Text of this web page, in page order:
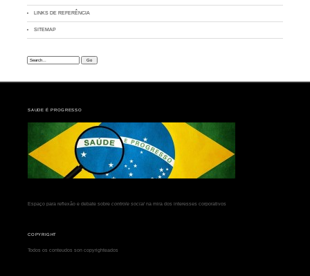
LINKS DE REFERÊNCIA
SITEMAP
Search:
SAUDE É PROGRESSO
Espaço para reflexão e debate sobrecontrole socialna mira dos interesses corporativos
COPYRIGHT
Todos os conteudos son copyrighteados